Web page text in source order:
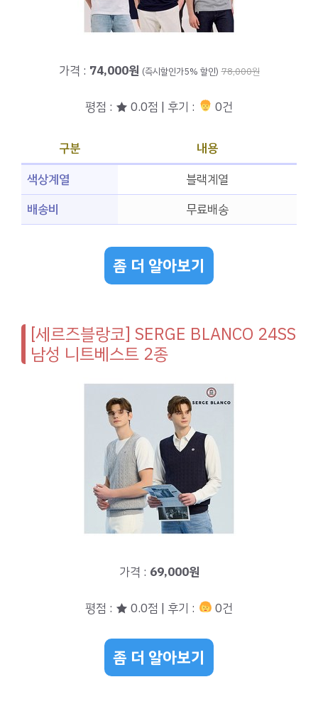
가격 : 74,000원 (즉시할인가5% 할인) 78,000원
평점 : ★ 0.0점 | 후기 : 0건
구분
내용
색상계열
블랙계열
배송비
무료배송
좀 더 알아보기
[세르즈블랑코] SERGE BLANCO 24SS
남성 니트베스트 2종
가격 : 69,000원
평점 : ★ 0.0점 | 후기 : 0건
좀 더 알아보기